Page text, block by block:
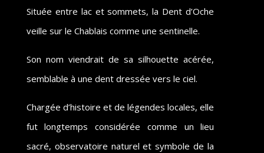
Située entre lac et sommets, la Dent d’Oche
veille sur le Chablais comme une sentinelle.
Son nom viendrait de sa silhouette acérée,
semblable à une dent dressée vers le ciel.
Chargée d’histoire et de légendes locales, elle
fut longtemps considérée comme un lieu
sacré, observatoire naturel et symbole de la